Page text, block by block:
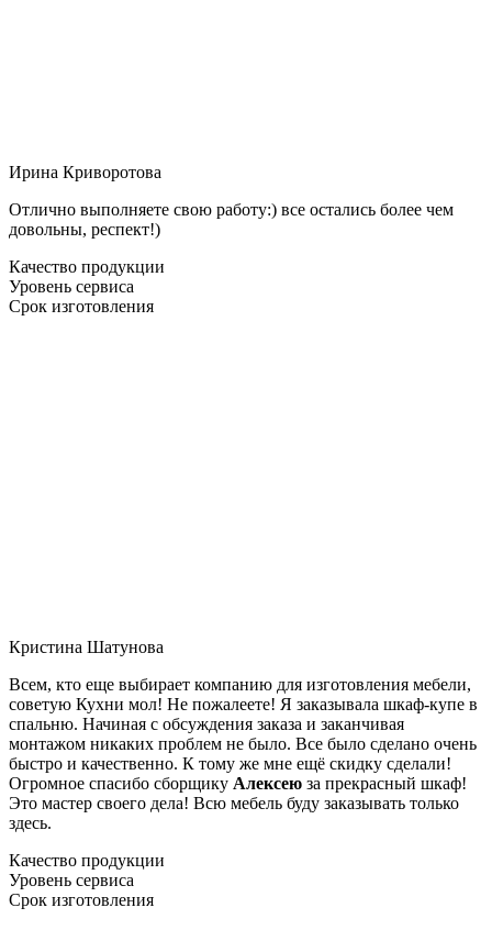
Ирина Криворотова
Отлично выполняете свою работу:) все остались более чем
довольны, респект!)
Качество продукции
Уровень сервиса
Срок изготовления
Кристина Шатунова
Всем, кто еще выбирает компанию для изготовления мебели,
советую Кухни мол! Не пожалеете! Я заказывала шкаф-купе в
спальню. Начиная с обсуждения заказа и заканчивая
монтажом никаких проблем не было. Все было сделано очень
быстро и качественно. К тому же мне ещё скидку сделали!
Огромное спасибо сборщику Алексею за прекрасный шкаф!
Это мастер своего дела! Всю мебель буду заказывать только
здесь.
Качество продукции
Уровень сервиса
Срок изготовления